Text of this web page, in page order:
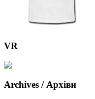
VR
Archives / Архіви